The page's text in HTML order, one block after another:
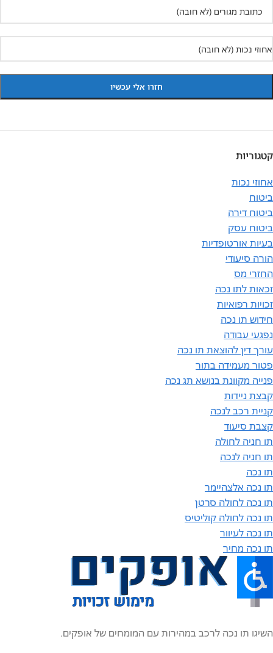
קטגוריות
אחוזי נכות
ביטוח
ביטוח דירה
ביטוח עסק
בעיות אורטופדיות
הורה סיעודי
החזרי מס
זכאות לתו נכה
זכויות רפואיות
חידוש תו נכה
נפגעי עבודה
עורך דין להוצאת תו נכה
פטור מעמידה בתור
פנייה מקוונת בנושא תג נכה
קבצת ניידות
קניית רכב לנכה
קצבת סיעוד
תו חניה לחולה
תו חניה לנכה
תו נכה
תו נכה אלצהיימר
תו נכה לחולה סרטן
תו נכה לחולה קוליטיס
תו נכה לעיוור
תו נכה מחיר
השיגו תו נכה לרכב במהירות עם המומחים של אופקים.